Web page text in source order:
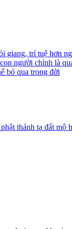
giang, trí tuệ hơn
người chính là
bỏ qua trong đời
thánh tạ đất mộ